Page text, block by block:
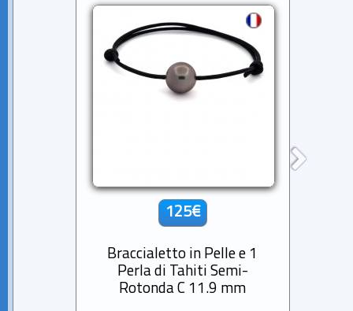
125€
Braccialetto in Pelle e 1
Perla di Tahiti Semi-
Rotonda C 11.9 mm